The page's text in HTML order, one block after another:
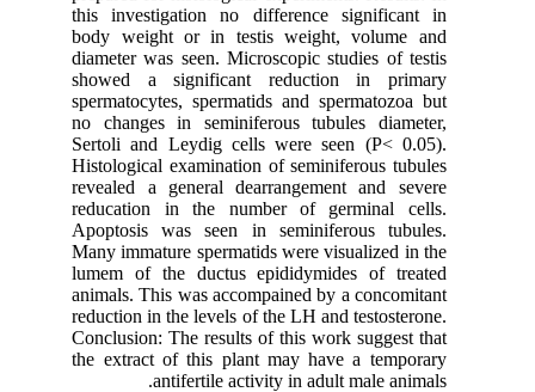
this investigation no difference significant in
body weight or in testis weight, volume and
diameter was seen. Microscopic studies of testis
showed a significant reduction in primary
spermatocytes, spermatids and spermatozoa but
no changes in seminiferous tubules diameter,
Sertoli and Leydig cells were seen (P< 0.05).
Histological examination of seminiferous tubules
revealed a general dearrangement and severe
reducation in the number of germinal cells.
Apoptosis was seen in seminiferous tubules.
Many immature spermatids were visualized in the
lumem of the ductus epididymides of treated
animals. This was accompained by a concomitant
reduction in the levels of the LH and testosterone.
Conclusion: The results of this work suggest that
the extract of this plant may have a temporary
antifertile activity in adult male animals.